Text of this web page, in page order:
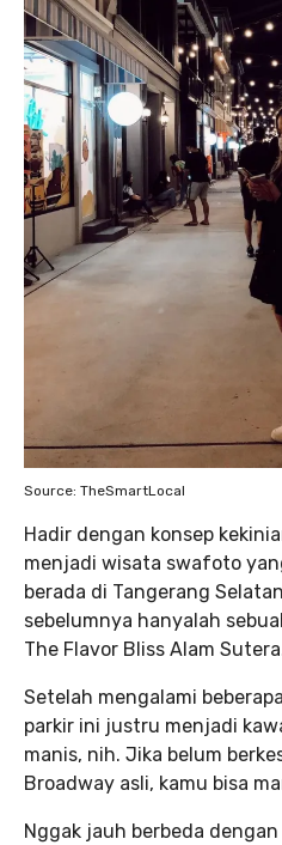
Source: TheSmartLocal
Hadir dengan konsep
menjadi wisata swafoto
berada di Tangerang
sebelumnya hanyalah
The Flavor Bliss Alam
Setelah mengalami
parkir ini justru menjadi
manis, nih. Jika belum
Broadway asli, kamu bisa
Nggak jauh berbeda